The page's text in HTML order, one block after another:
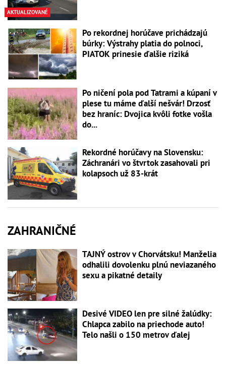
AKTUALIZOVANÉ
Po rekordnej horúčave prichádzajú
búrky: Výstrahy platia do polnoci,
PIATOK prinesie ďalšie riziká
Po ničení pola pod Tatrami a kúpaní v
plese tu máme ďalší nešvár! Drzosť
bez hraníc: Dvojica kvôli fotke vošla
do...
Rekordné horúčavy na Slovensku:
Záchranári vo štvrtok zasahovali pri
kolapsoch už 83-krát
ZAHRANIČNÉ
TAJNÝ ostrov v Chorvátsku! Manželia
odhalili dovolenku plnú neviazaného
sexu a pikatné detaily
Desivé VIDEO len pre silné žalúdky:
Chlapca zabilo na priechode auto!
Telo našli o 150 metrov ďalej